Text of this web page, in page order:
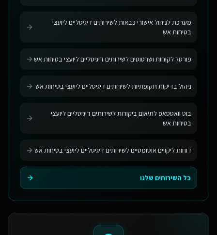
מערכת לניהול אישורי כבאות לשירותים דיגיטליים ליועצי
בטיחות אש
פורטל לקוחות ושרטוטים לשירותים דיגיטליים ליועצי בטיחות אש
ניהול בדיקות תקופתיות לשירותים דיגיטליים ליועצי בטיחות אש
בוט וואטסאפ לתיאום ביקורות לשירותים דיגיטליים ליועצי
בטיחות אש
דוחות ליקויים אוטומטיים לשירותים דיגיטליים ליועצי בטיחות אש
כל השירותים שלנו